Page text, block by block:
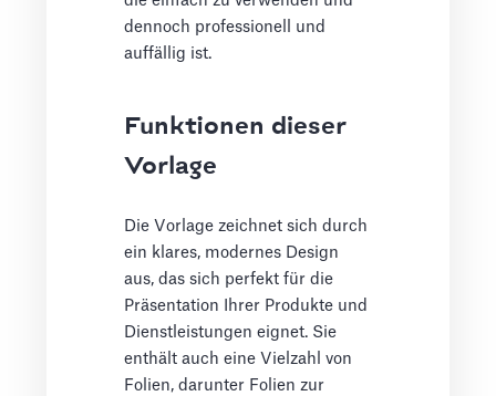
dennoch professionell und
auffällig ist.
Funktionen dieser
Vorlage
Die Vorlage zeichnet sich durch
ein klares, modernes Design
aus, das sich perfekt für die
Präsentation Ihrer Produkte und
Dienstleistungen eignet. Sie
enthält auch eine Vielzahl von
Folien, darunter Folien zur